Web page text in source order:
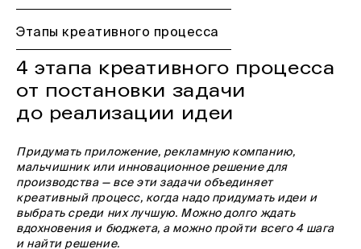
Этапы креативного процесса
4 этапа креативного процесса
от постановки задачи
до реализации идеи
Придумать приложение, рекламную компанию,
мальчишник или инновационное решение для
производства — все эти задачи объединяет
креативный процесс, когда надо придумать идеи и
выбрать среди них лучшую. Можно долго ждать
вдохновения и бюджета, а можно пройти всего 4 шага
и найти решение.